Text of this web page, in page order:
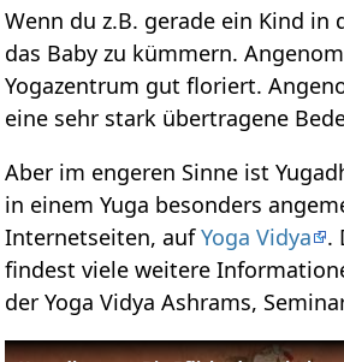
Wenn du z.B. gerade ein Kind
das Baby zu kümmern.
Yogazentrum gut floriert.
eine sehr stark übertragene
Aber im engeren Sinne ist
in einem Yuga besonders
Internetseiten, aufYoga Vidya
.
findest viele weitere
der Yoga Vidya Ashrams,